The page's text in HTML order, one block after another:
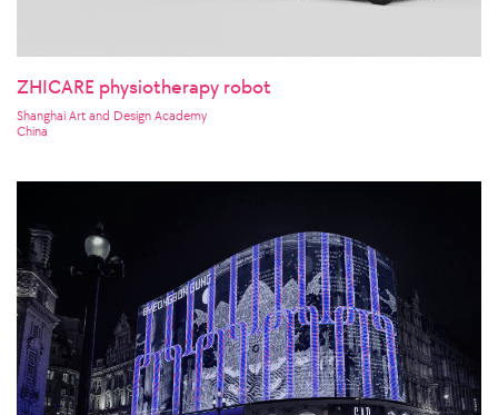
ZHICARE physiotherapy robot
Shanghai Art and Design Academy
China